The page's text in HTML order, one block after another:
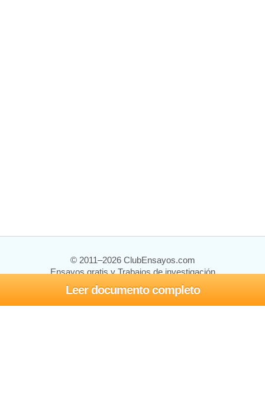
Leer documento completo
© 2011–2026 ClubEnsayos.com
Ensayos gratis y Trabajos de investigación